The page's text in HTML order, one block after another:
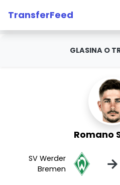
TransferFeed
GLASINA O
Romano
SV Werder
Bremen
→